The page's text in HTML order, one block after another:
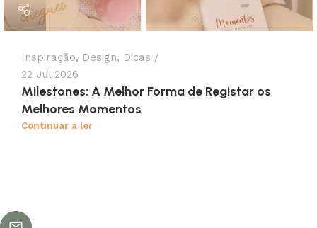
Inspiração, Design, Dicas
22 Jul 2026
Milestones: A Melhor Forma de Registar os
Melhores Momentos
Continuar a ler